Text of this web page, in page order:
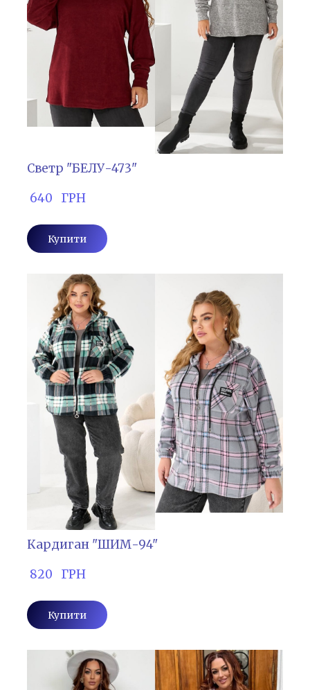
Светр "БЕЛУ-473"
640   ГРН
Купити
Кардиган "ШИМ-94"
820   ГРН
Купити